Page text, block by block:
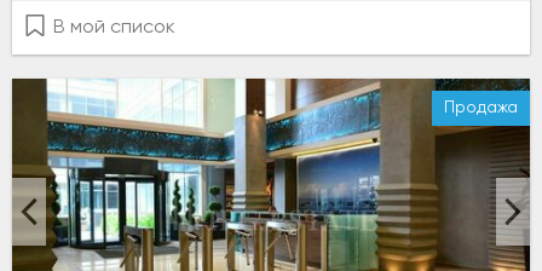
В мой список
Продажа